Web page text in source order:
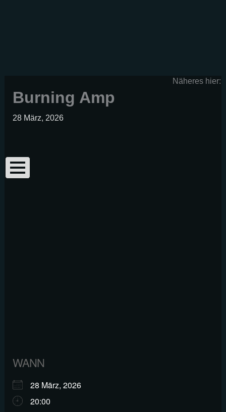
Näheres hier:
Burning Amp
28 März, 2026
WANN
28 März, 2026
20:00